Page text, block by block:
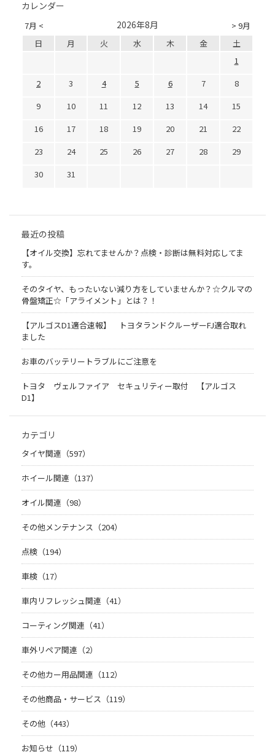
カレンダー
7月 < > 9月
2026年8月
日 月 火 水 木 金
土
1
2
3 4 5 6 7
8
9
10 11 12 13 14
15
16
17 18 19 20 21
22
23
24 25 26 27 28
29
30
31
最近の投稿
【オイル交換】忘れてませんか？点検・診断は無料対応してま
す。
そのタイヤ、もったいない減り方をしていませんか？☆クルマの
骨盤矯正☆「アライメント」とは？！
【アルゴスD1適合速報】 トヨタランドクルーザーFJ適合取れ
ました
お車のバッテリートラブルにご注意を
トヨタ ヴェルファイア セキュリティー取付 【アルゴス
D1】
カテゴリ
タイヤ関連（597）
ホイール関連（137）
オイル関連（98）
その他メンテナンス（204）
点検（194）
車検（17）
車内リフレッシュ関連（41）
コーティング関連（41）
車外リペア関連（2）
その他カー用品関連（112）
その他商品・サービス（119）
その他（443）
お知らせ（119）